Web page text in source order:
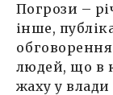
Погрози –
інше,
людей, що в
жаху у